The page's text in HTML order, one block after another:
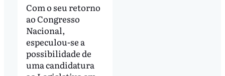
Com o seu retorno
ao Congresso
Nacional,
especulou-se a
possibilidade de
uma candidatura